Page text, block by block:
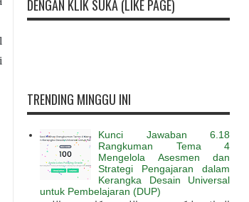
DENGAN KLIK SUKA (LIKE PAGE)
TRENDING MINGGU INI
Kunci Jawaban 6.18
Rangkuman Tema 4
Mengelola Asesmen dan
Strategi Pengajaran dalam
Kerangka Desain Universal
untuk Pembelajaran (DUP)